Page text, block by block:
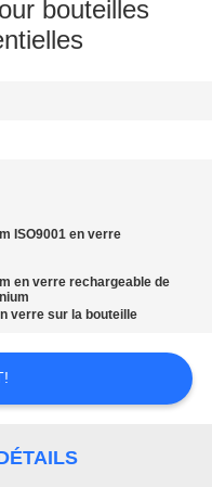
bouteilles
ISO9001 en verre
en verre rechargeable de
verre sur la bouteille